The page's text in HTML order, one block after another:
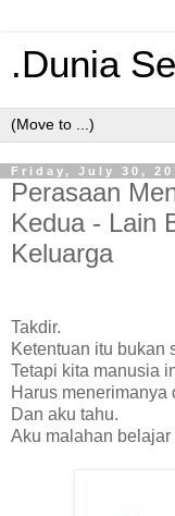
.Dunia
Friday, July 30,
Perasaan
Kedua - Lain
Keluarga
Takdir.
Ketentuan itu bukan
Tetapi kita manusia
Harus menerimanya
Dan aku tahu.
Aku malahan belajar